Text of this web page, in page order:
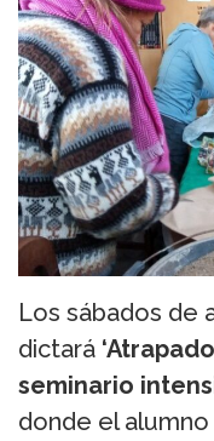
Los sábados de
dictará
seminario
donde el